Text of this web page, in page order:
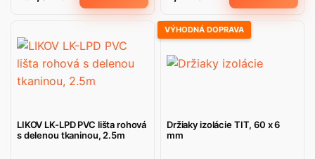
LIKOV LK-LPD PVC lišta rohová
s delenou tkaninou, 2.5m
VÝHODNÁ DOPRAVA
Držiaky izolácie TIT, 60 x 6
mm